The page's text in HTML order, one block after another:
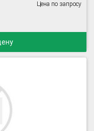
Цена по запросу